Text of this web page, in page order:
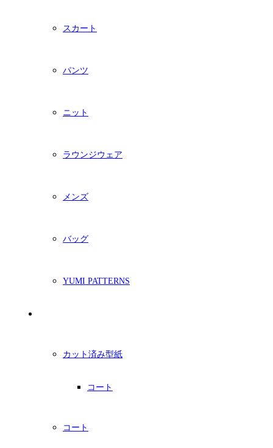
スカート
パンツ
ニット
ラウンジウェア
メンズ
バッグ
YUMI PATTERNS
カット済み型紙
コート
コート